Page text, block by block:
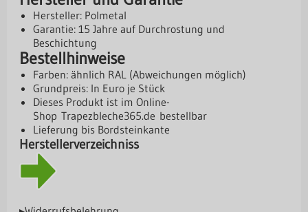
Hersteller: Polmetal
Garantie: 15 Jahre auf Durchrostung und
Beschichtung
Bestellhinweise
Farben: ähnlich RAL (Abweichungen möglich)
Grundpreis: In Euro je Stück
Dieses Produkt ist im Online-
Shop Trapezbleche365.de bestellbar
Lieferung bis Bordsteinkante
Herstellerverzeichniss